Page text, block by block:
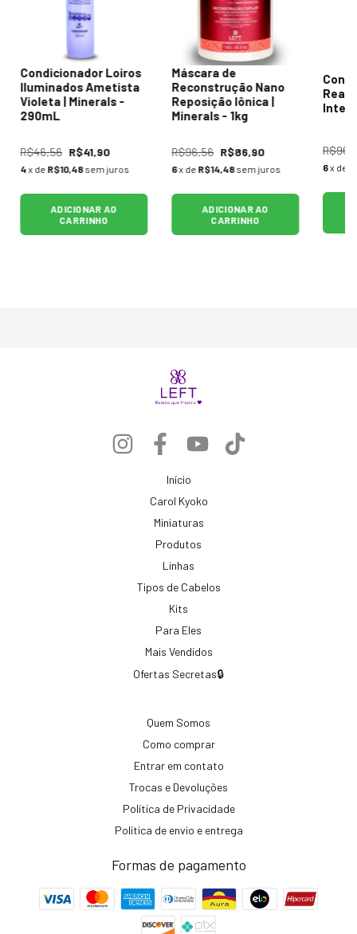
Condicionador Loiros
Iluminados Ametista
Violeta | Minerals -
290mL
R$46,56 R$41,90
4x de R$10,48 sem juros
ADICIONAR AO
CARRINHO
Máscara de
Reconstrução Nano
Reposição Iônica |
Minerals - 1kg
R$96,56 R$86,90
6x de R$14,48sem juros
ADICIONAR AO
CARRINHO
Real
6x de
Início
Carol Kyoko
Miniaturas
Produtos
Linhas
Tipos de Cabelos
Kits
Para Eles
Mais Vendidos
Ofertas Secretas🔒
Quem Somos
Como comprar
Entrar em contato
Trocas e Devoluções
Política de Privacidade
Política de envio e entrega
Formas de pagamento